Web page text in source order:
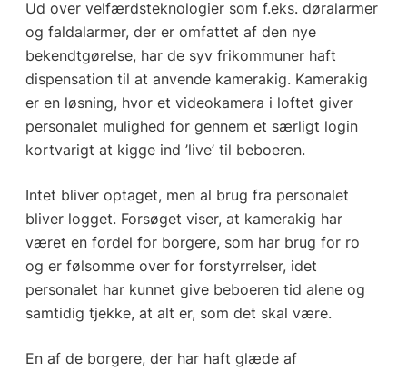
Ud over velfærdsteknologier som f.eks. døralarmer
og faldalarmer, der er omfattet af den nye
bekendtgørelse, har de syv frikommuner haft
dispensation til at anvende kamerakig. Kamerakig
er en løsning, hvor et videokamera i loftet giver
personalet mulighed for gennem et særligt login
kortvarigt at kigge ind ’live’ til beboeren.
Intet bliver optaget, men al brug fra personalet
bliver logget. Forsøget viser, at kamerakig har
været en fordel for borgere, som har brug for ro
og er følsomme over for forstyrrelser, idet
personalet har kunnet give beboeren tid alene og
samtidig tjekke, at alt er, som det skal være.
En af de borgere, der har haft glæde af